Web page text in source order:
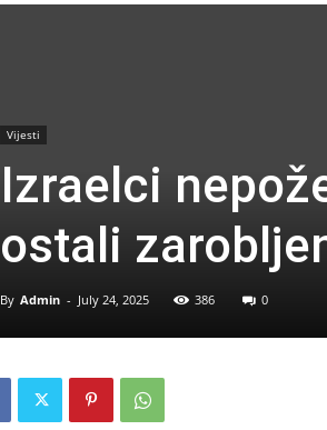
Vijesti
Izraelci
ostali
By Admin - July 24, 2025 386 0